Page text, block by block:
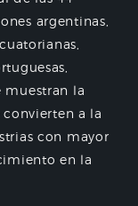
argentinas,
muestran la
a la
con mayor
en la